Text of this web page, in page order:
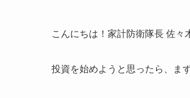
こんにちは！家計防衛隊長 佐々
投資を始めようと思ったら、ま